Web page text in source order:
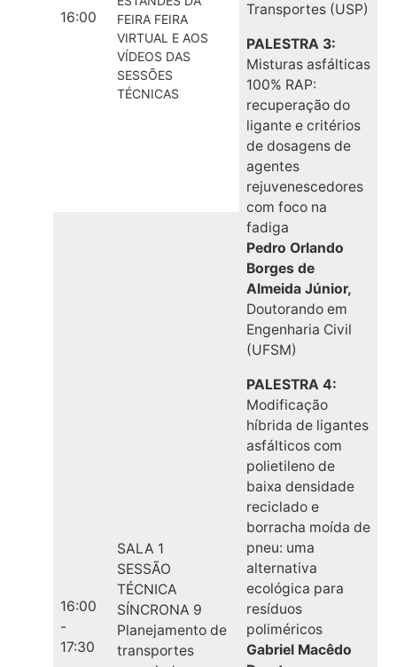
Transportes (USP)
PALESTRA 3:
Misturas asfálticas
100% RAP:
recuperação do
ligante e critérios
de dosagens de
agentes
rejuvenescedores
com foco na
fadiga
Pedro Orlando
Borges de
Almeida Júnior,
Doutorando em
Engenharia Civil
(UFSM)
PALESTRA 4:
Modificação
híbrida de ligantes
asfálticos com
polietileno de
baixa densidade
reciclado e
borracha moída de
pneu: uma
alternativa
ecológica para
resíduos
poliméricos
Gabriel Macêdo
16:00
FEIRA FEIRA
VIRTUAL E AOS
VÍDEOS DAS
SESSÕES
TÉCNICAS
16:00
-
17:30
SALA 1
SESSÃO
TÉCNICA
SÍNCRONA 9
Planejamento de
transportes